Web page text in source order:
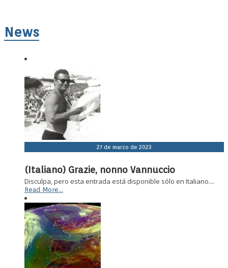
News
27 de marzo de 2023
(Italiano) Grazie, nonno Vannuccio
Disculpa, pero esta entrada está disponible sólo en Italiano....
Read More...